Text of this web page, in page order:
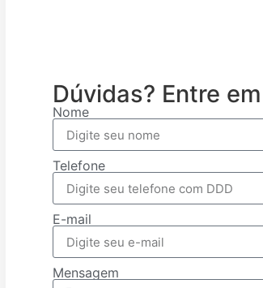
Dúvidas? Entre
Nome
Telefone
E-mail
Mensagem